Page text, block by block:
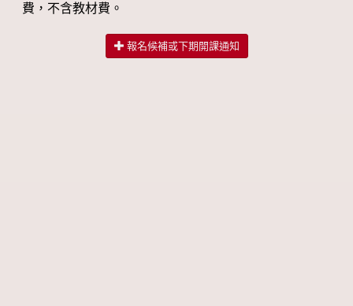
費，不含教材費。
報名候補或下期開課通知